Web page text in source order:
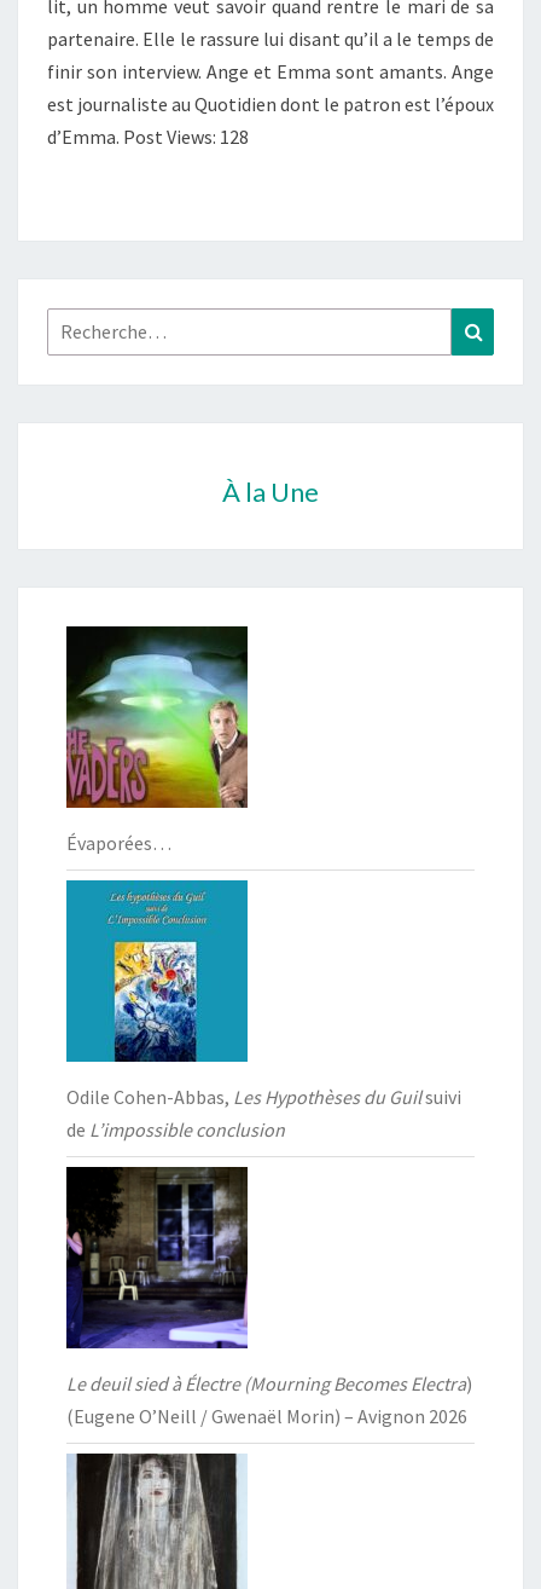
lit, un homme veut savoir quand rentre le mari de sa
partenaire. Elle le rassure lui disant qu’il a le temps de
finir son interview. Ange et Emma sont amants. Ange
est journaliste au Quotidien dont le patron est l’époux
d’Emma. Post Views: 128
Rechercher :
À la Une
Évaporées…
Odile Cohen-Abbas, Les Hypothèses du Guilsuivi
de L’impossible conclusion
Le deuil sied à Électre (Mourning Becomes Electra)
(Eugene O’Neill / Gwenaël Morin) – Avignon 2026